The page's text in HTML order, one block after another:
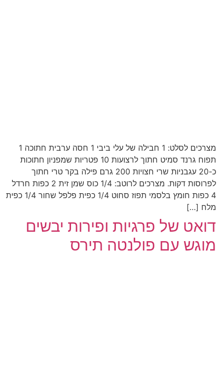
מצרכים לסלט: 1 חבילה של עלי ביבי 1 חסה ערבית חתוכה 1
תפוח גרנד סמיט חתוך לרצועות 10 פטריות שמפניון חתוכות
כ-20 עגבניות שרי חצויות 200 גרם פילה בקר טרי חתוך
לפרוסות דקות. מצרכים לרוטב: 1/4 כוס שמן זית 2 כפות חרדל
4 כפות חומץ בלסמי תפוז סחוט 1/4 כפית פלפל שחור 1/4 כפית
מלח […]
דואט של פרגיות ופירות יבשים
מוגש עם פולנטה תירס